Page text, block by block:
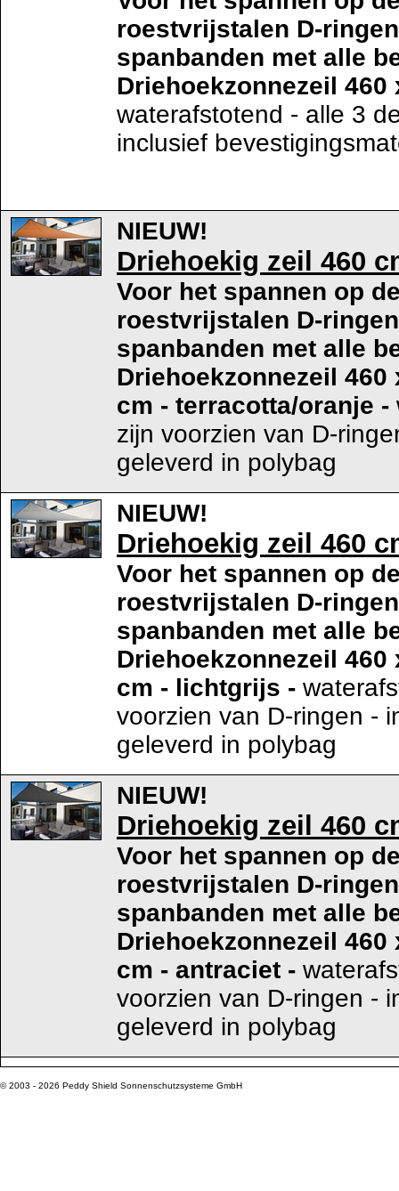
roestvrijstalen D-
spanbanden met alle
Driehoekzonnezeil 460
waterafstotend - alle 3
inclusief
NIEUW!
Driehoekig zeil 460
Voor het spannen op
roestvrijstalen D-
spanbanden met alle
Driehoekzonnezeil 460
cm - terracotta/oranje -
zijn voorzien van D-
geleverd in polybag
NIEUW!
Driehoekig zeil 460
Voor het spannen op
roestvrijstalen D-
spanbanden met alle
Driehoekzonnezeil 460
cm - lichtgrijs -
voorzien van D-ringen -
geleverd in polybag
NIEUW!
Driehoekig zeil 460
Voor het spannen op
roestvrijstalen D-
spanbanden met alle
Driehoekzonnezeil 460
cm - antraciet -
voorzien van D-ringen -
geleverd in polybag
© 2003 - 2026 Peddy Shield Sonnenschutzsysteme GmbH